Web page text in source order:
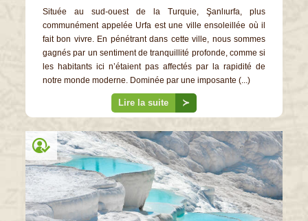
Située au sud-ouest de la Turquie, Şanlıurfa, plus
communément appelée Urfa est une ville ensoleillée où il
fait bon vivre. En pénétrant dans cette ville, nous sommes
gagnés par un sentiment de tranquillité profonde, comme si
les habitants ici n’étaient pas affectés par la rapidité de
notre monde moderne. Dominée par une imposante (...)
Lire la suite ≻